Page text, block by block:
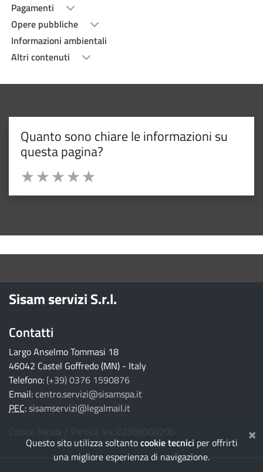
Questo sito utilizza soltantocookie tecnici per offrirti
una migliore esperienza di navigazione.
×
Pagamenti
Opere pubbliche
Informazioni ambientali
Altri contenuti
Quanto sono chiare le informazioni su
questa pagina?
Valuta da 1 a 5 stelle la pagina
Sisam servizi S.r.l.
Contatti
Largo Anselmo Tommasi 18
46042 Castel Goffredo (MN) - Italy
Telefono:(+39) 0376 1590876
Email:centro.servizi@sisamspa.it
PEC:sisamservizi@legalmail.it